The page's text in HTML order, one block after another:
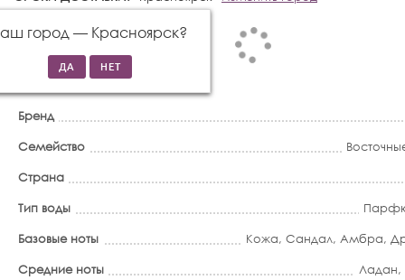
город — Красноярск?
Бренд
Семейство
Страна
Тип воды
Базовые ноты
Кожа, Сандал, Амбра,
Средние ноты
Ладан,